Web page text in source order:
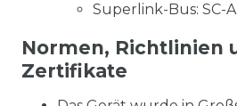
Superlink-Bus: SC-
Normen, Richtlinien
Zertifikate